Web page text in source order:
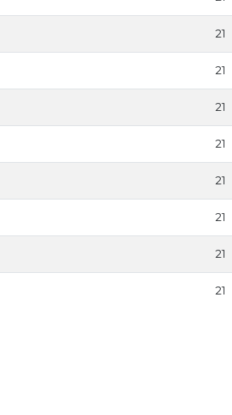
21
21
21
21
21
21
21
21